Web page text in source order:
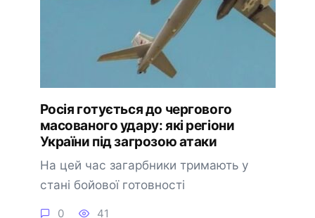
Росія готується до чергового
масованого удару: які регіони
України під загрозою атаки
На цей час загарбники тримають у
стані бойової готовності
0 41